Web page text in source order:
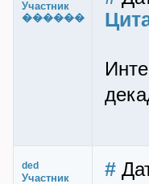
Участник
������
ded
Участник
#